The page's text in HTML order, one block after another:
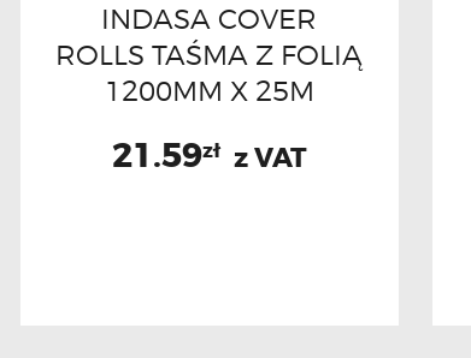
INDASA COVER
ROLLS TAŚMA Z FOLIĄ
1200MM X 25M
21.59zł z VAT